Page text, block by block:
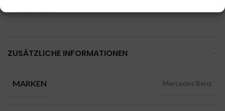
Mercedes Benz
ZUSÄTZLICHE INFORMATIONEN
MARKEN Mercedes Benz